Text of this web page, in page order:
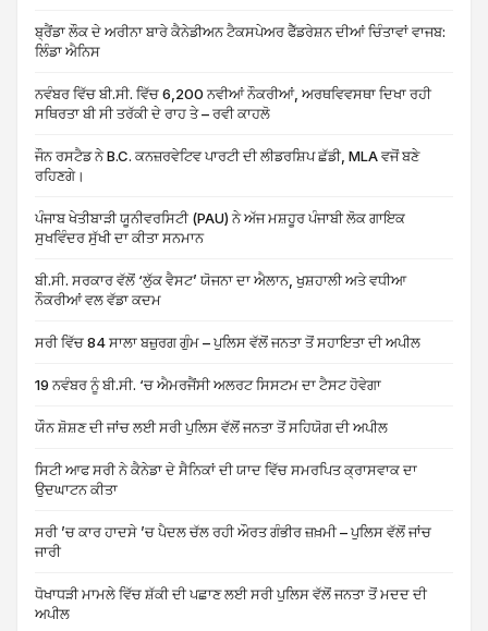
ਬ੍ਰੈਂਡਾ ਲੌਕ ਦੇ ਅਰੀਨਾ ਬਾਰੇ ਕੈਨੇਡੀਅਨ ਟੈਕਸਪੇਅਰ ਫੈੱਡਰੇਸ਼ਨ ਦੀਆਂ ਚਿੰਤਾਵਾਂ ਵਾਜਬ:
ਲਿੰਡਾ ਐਨਿਸ
ਨਵੰਬਰ ਵਿੱਚ ਬੀ.ਸੀ. ਵਿੱਚ 6,200 ਨਵੀਆਂ ਨੌਕਰੀਆਂ, ਅਰਥਵਿਵਸਥਾ ਦਿਖਾ ਰਹੀ
ਸਥਿਰਤਾ ਬੀ ਸੀ ਤਰੱਕੀ ਦੇ ਰਾਹ ਤੇ – ਰਵੀ ਕਾਹਲੋ
ਜੌਨ ਰਸਟੈਡ ਨੇ B.C. ਕਨਜ਼ਰਵੇਟਿਵ ਪਾਰਟੀ ਦੀ ਲੀਡਰਸ਼ਿਪ ਛੱਡੀ, MLA ਵਜੋਂ ਬਣੇ
ਰਹਿਣਗੇ।
ਪੰਜਾਬ ਖੇਤੀਬਾੜੀ ਯੂਨੀਵਰਸਿਟੀ (PAU) ਨੇ ਅੱਜ ਮਸ਼ਹੂਰ ਪੰਜਾਬੀ ਲੋਕ ਗਾਇਕ
ਸੁਖਵਿੰਦਰ ਸੁੱਖੀ ਦਾ ਕੀਤਾ ਸਨਮਾਨ
ਬੀ.ਸੀ. ਸਰਕਾਰ ਵੱਲੋਂ ‘ਲੁੱਕ ਵੈਸਟ’ ਯੋਜਨਾ ਦਾ ਐਲਾਨ, ਖੁਸ਼ਹਾਲੀ ਅਤੇ ਵਧੀਆ
ਨੌਕਰੀਆਂ ਵਲ ਵੱਡਾ ਕਦਮ
ਸਰੀ ਵਿੱਚ 84 ਸਾਲਾ ਬਜ਼ੁਰਗ ਗੁੰਮ – ਪੁਲਿਸ ਵੱਲੋਂ ਜਨਤਾ ਤੋਂ ਸਹਾਇਤਾ ਦੀ ਅਪੀਲ
19 ਨਵੰਬਰ ਨੂੰ ਬੀ.ਸੀ. ‘ਚ ਐਮਰਜੈਂਸੀ ਅਲਰਟ ਸਿਸਟਮ ਦਾ ਟੈਸਟ ਹੋਵੇਗਾ
ਯੌਨ ਸ਼ੋਸ਼ਣ ਦੀ ਜਾਂਚ ਲਈ ਸਰੀ ਪੁਲਿਸ ਵੱਲੋਂ ਜਨਤਾ ਤੋਂ ਸਹਿਯੋਗ ਦੀ ਅਪੀਲ
ਸਿਟੀ ਆਫ ਸਰੀ ਨੇ ਕੈਨੇਡਾ ਦੇ ਸੈਨਿਕਾਂ ਦੀ ਯਾਦ ਵਿੱਚ ਸਮਰਪਿਤ ਕ੍ਰਾਸਵਾਕ ਦਾ
ਉਦਘਾਟਨ ਕੀਤਾ
ਸਰੀ ’ਚ ਕਾਰ ਹਾਦਸੇ ’ਚ ਪੈਦਲ ਚੱਲ ਰਹੀ ਔਰਤ ਗੰਭੀਰ ਜ਼ਖ਼ਮੀ – ਪੁਲਿਸ ਵੱਲੋਂ ਜਾਂਚ
ਜਾਰੀ
ਧੋਖਾਧੜੀ ਮਾਮਲੇ ਵਿੱਚ ਸ਼ੱਕੀ ਦੀ ਪਛਾਣ ਲਈ ਸਰੀ ਪੁਲਿਸ ਵੱਲੋਂ ਜਨਤਾ ਤੋਂ ਮਦਦ ਦੀ
ਅਪੀਲ